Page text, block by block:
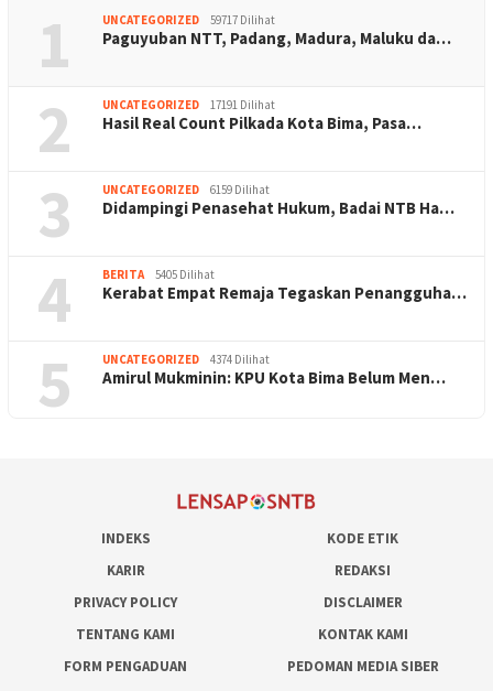
1 UNCATEGORIZED 59717 Dilihat
Paguyuban NTT, Padang, Madura, Maluku da…
2 UNCATEGORIZED 17191 Dilihat
Hasil Real Count Pilkada Kota Bima, Pasa…
3 UNCATEGORIZED 6159 Dilihat
Didampingi Penasehat Hukum, Badai NTB Ha…
4 BERITA 5405 Dilihat
Kerabat Empat Remaja Tegaskan Penangguha…
5 UNCATEGORIZED 4374 Dilihat
Amirul Mukminin: KPU Kota Bima Belum Men…
INDEKS
KODE ETIK
KARIR
REDAKSI
PRIVACY POLICY
DISCLAIMER
TENTANG KAMI
KONTAK KAMI
FORM PENGADUAN
PEDOMAN MEDIA SIBER